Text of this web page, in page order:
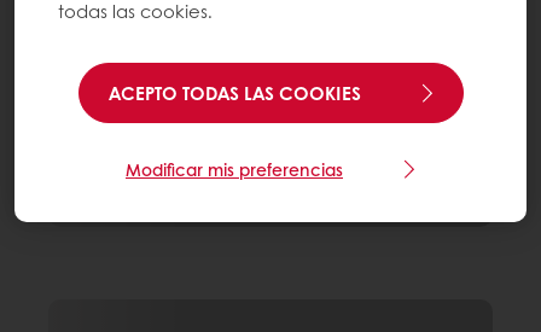
todas las cookies.
ACEPTO TODAS LAS COOKIES
Modificar mis preferencias